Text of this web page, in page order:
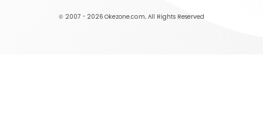
© 2007 - 2026 Okezone.com, All Rights Reserved